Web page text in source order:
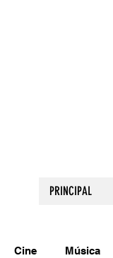
PRINCIPAL
Cine Música